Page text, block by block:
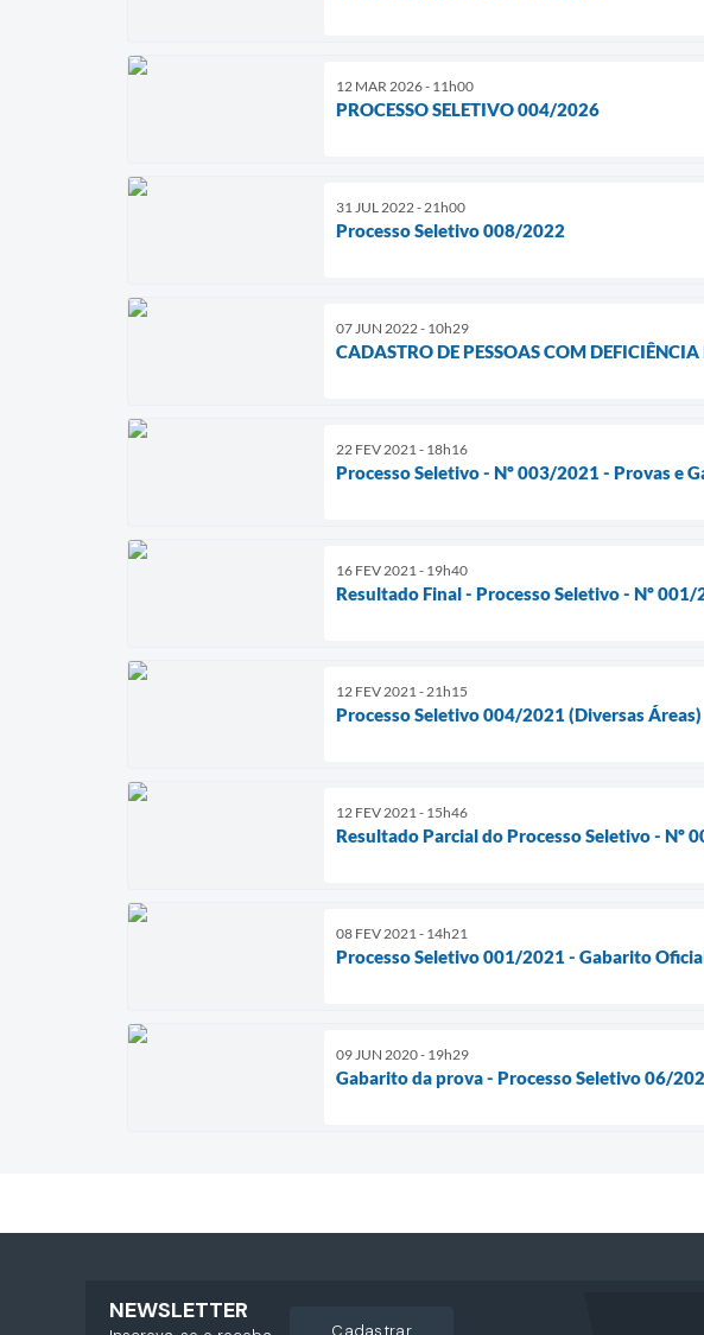
12 MAR 2026 - 11h00
PROCESSO SELETIVO 004/2026
31 JUL 2022 - 21h00
Processo Seletivo 008/2022
07 JUN 2022 - 10h29
CADASTRO DE PESSOAS COM
22 FEV 2021 - 18h16
Processo Seletivo - Nº 003/2021 - Provas e
16 FEV 2021 - 19h40
Resultado Final - Processo Seletivo - Nº 001/
12 FEV 2021 - 21h15
Processo Seletivo 004/2021 (Diversas Áreas)
12 FEV 2021 - 15h46
Resultado Parcial do Processo Seletivo - Nº
08 FEV 2021 - 14h21
Processo Seletivo 001/2021 - Gabarito
09 JUN 2020 - 19h29
Gabarito da prova - Processo Seletivo 06/
NEWSLETTER
cadastrar